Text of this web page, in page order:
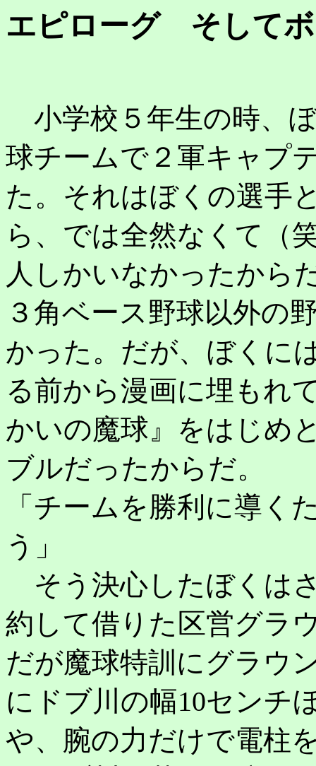
エピローグ そして
小学校５年生の時、
球チームで２軍キャプ
た。それはぼくの選手
ら、では全然なくて（
人しかいなかったから
３角ベース野球以外の
かった。だが、ぼくに
る前から漫画に埋もれ
かいの魔球』をはじめ
ブルだったからだ。
「チームを勝利に導く
う」
そう決心したぼくは
約して借りた区営グラ
だが魔球特訓にグラウ
にドブ川の幅10センチ
や、腕の力だけで電柱